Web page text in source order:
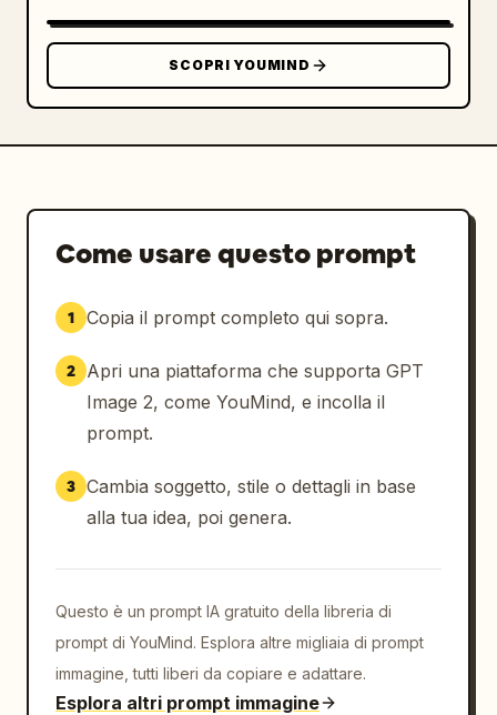
SCOPRI YOUMIND
Come usare questo prompt
1 Copia il prompt completo qui sopra.
2
Apri una piattaforma che supporta GPT
Image 2, come YouMind, e incolla il
prompt.
3 Cambia soggetto, stile o dettagli in base
alla tua idea, poi genera.
Questo è un prompt IA gratuito della libreria di
prompt di YouMind. Esplora altre migliaia di prompt
immagine, tutti liberi da copiare e adattare.
Esplora altri prompt immagine